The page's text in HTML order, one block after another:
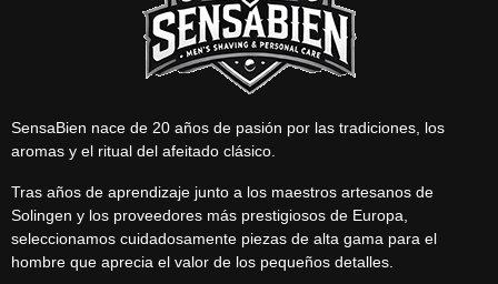
SensaBien nace de 20 años de pasión por las tradiciones, los
aromas y el ritual del afeitado clásico.
Tras años de aprendizaje junto a los maestros artesanos de
Solingen y los proveedores más prestigiosos de Europa,
seleccionamos cuidadosamente piezas de alta gama para el
hombre que aprecia el valor de los pequeños detalles.